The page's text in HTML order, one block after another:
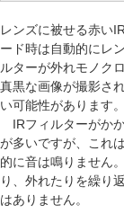
レンズに被せる赤い
ード時は自動的にレ
ルターが外れモノク
真黒な画像が撮影さ
い可能性があります。
IRフィルターがか
が多いですが、これ
的に音は鳴りません
り、外れたりを繰り
はありません。